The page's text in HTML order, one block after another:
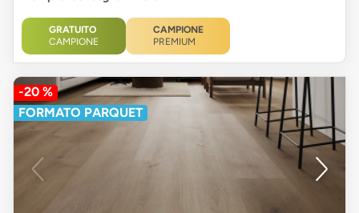
GRATUITO
CAMPIONE
CAMPIONE
PREMIUM
-20 %
FORMATO PARQUET